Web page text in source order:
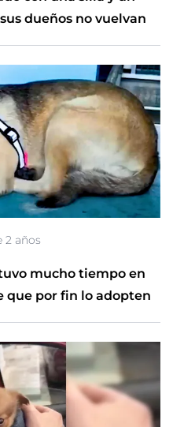
dueños no vuelvan
2 años
mucho tiempo en
que por fin lo adopten